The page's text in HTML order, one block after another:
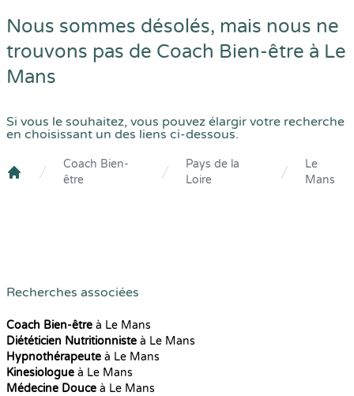
Nous sommes désolés, mais nous ne
trouvons pas de Coach Bien-être à Le
Mans
Si vous le souhaitez, vous pouvez élargir votre recherche
en choisissant un des liens ci-dessous.
Crenolibre
Coach Bien-
être
Pays de la
Loire
Le
Mans
Recherches associées
Coach Bien-être à Le Mans
Diététicien Nutritionniste à Le Mans
Hypnothérapeute à Le Mans
Kinesiologue à Le Mans
Médecine Douce à Le Mans